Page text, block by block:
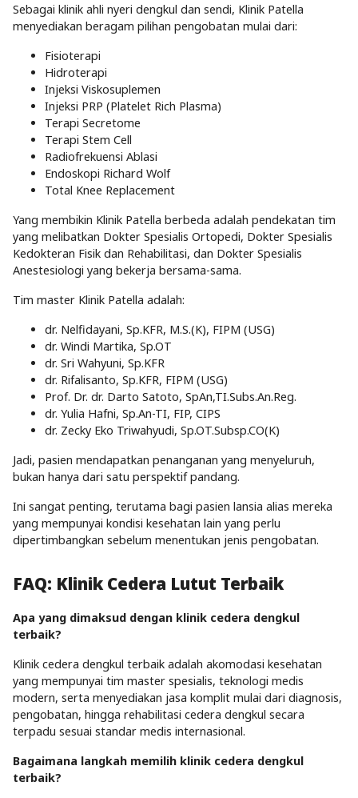
Sebagai klinik ahli nyeri dengkul dan sendi, Klinik Patella
menyediakan beragam pilihan pengobatan mulai dari:
Fisioterapi
Hidroterapi
Injeksi Viskosuplemen
Injeksi PRP (Platelet Rich Plasma)
Terapi Secretome
Terapi Stem Cell
Radiofrekuensi Ablasi
Endoskopi Richard Wolf
Total Knee Replacement
Yang membikin Klinik Patella berbeda adalah pendekatan tim
yang melibatkan Dokter Spesialis Ortopedi, Dokter Spesialis
Kedokteran Fisik dan Rehabilitasi, dan Dokter Spesialis
Anestesiologi yang bekerja bersama-sama.
Tim master Klinik Patella adalah:
dr. Nelfidayani, Sp.KFR, M.S.(K), FIPM (USG)
dr. Windi Martika, Sp.OT
dr. Sri Wahyuni, Sp.KFR
dr. Rifalisanto, Sp.KFR, FIPM (USG)
Prof. Dr. dr. Darto Satoto, SpAn,TI.Subs.An.Reg.
dr. Yulia Hafni, Sp.An-TI, FIP, CIPS
dr. Zecky Eko Triwahyudi, Sp.OT.Subsp.CO(K)
Jadi, pasien mendapatkan penanganan yang menyeluruh,
bukan hanya dari satu perspektif pandang.
Ini sangat penting, terutama bagi pasien lansia alias mereka
yang mempunyai kondisi kesehatan lain yang perlu
dipertimbangkan sebelum menentukan jenis pengobatan.
FAQ: Klinik Cedera Lutut Terbaik
Apa yang dimaksud dengan klinik cedera dengkul
terbaik?
Klinik cedera dengkul terbaik adalah akomodasi kesehatan
yang mempunyai tim master spesialis, teknologi medis
modern, serta menyediakan jasa komplit mulai dari diagnosis,
pengobatan, hingga rehabilitasi cedera dengkul secara
terpadu sesuai standar medis internasional.
Bagaimana langkah memilih klinik cedera dengkul
terbaik?